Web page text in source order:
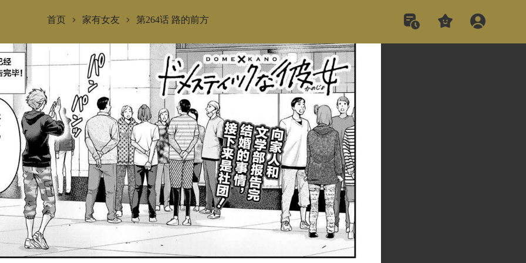
首页 家有女友 第264话 路的前方